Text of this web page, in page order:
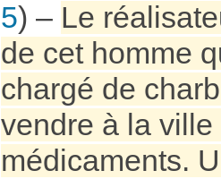
5) – Le
de cet homme
chargé de
vendre à la
médicaments.